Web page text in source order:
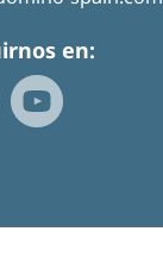
en: